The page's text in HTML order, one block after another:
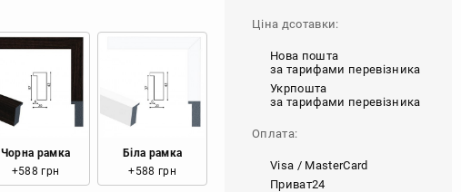
Чорна рамка
+588 грн
Біла рамка
+588 грн
Ціна дсотавки:
Нова пошта
за тарифами перевізника
Укрпошта
за тарифами перевізника
Оплата:
Visa / MasterCard
Приват24